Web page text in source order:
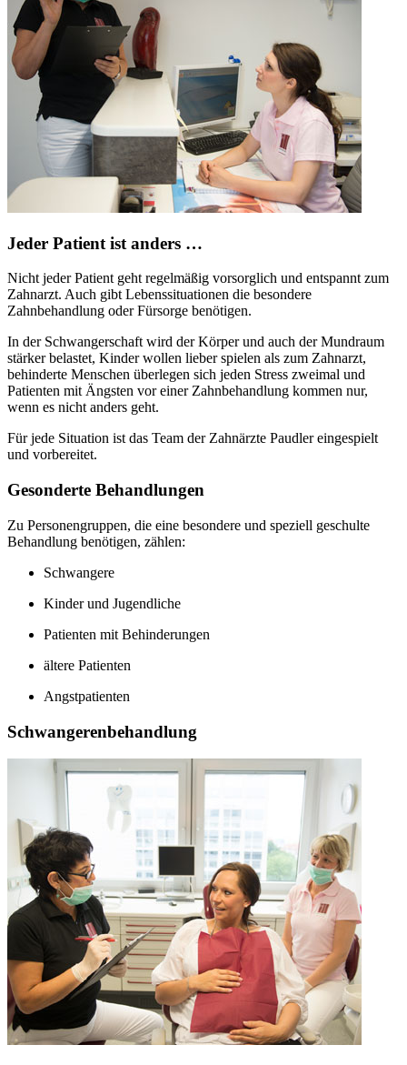
Jeder Patient ist anders …
Nicht jeder Patient geht regelmäßig vorsorglich und entspannt zum
Zahnarzt. Auch gibt Lebenssituationen die besondere
Zahnbehandlung oder Fürsorge benötigen.
In der Schwangerschaft wird der Körper und auch der Mundraum
stärker belastet, Kinder wollen lieber spielen als zum Zahnarzt,
behinderte Menschen überlegen sich jeden Stress zweimal und
Patienten mit Ängsten vor einer Zahnbehandlung kommen nur,
wenn es nicht anders geht.
Für jede Situation ist das Team der Zahnärzte Paudler eingespielt
und vorbereitet.
Gesonderte Behandlungen
Zu Personengruppen, die eine besondere und speziell geschulte
Behandlung benötigen, zählen:
Schwangere
Kinder und Jugendliche
Patienten mit Behinderungen
ältere Patienten
Angstpatienten
Schwangerenbehandlung